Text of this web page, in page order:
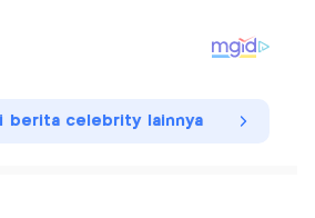
berita celebrity lainnya